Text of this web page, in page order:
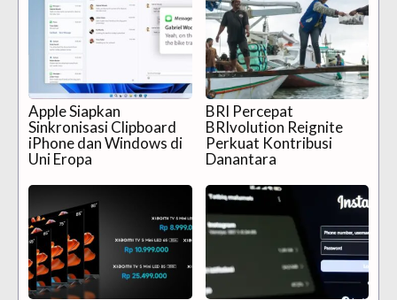
Apple Siapkan
Sinkronisasi Clipboard
iPhone dan Windows di
Uni Eropa
BRI Percepat
BRIvolution Reignite
Perkuat Kontribusi
Danantara